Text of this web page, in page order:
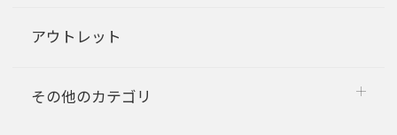
アウトレット
その他のカテゴリ